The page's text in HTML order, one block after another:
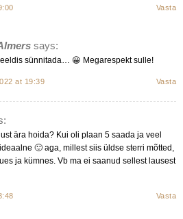
Vasta
says:
sünnitada… 😀 Megarespekt sulle!
at 19:39 Vasta
ära hoida? Kui oli plaan 5 saada ja veel
🙂 aga, millest siis üldse sterri mõtted,
ja kümnes. Vb ma ei saanud sellest lausest
Vasta